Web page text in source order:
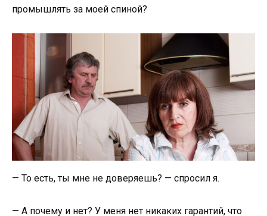
промышлять за моей спиной?
— То есть, ты мне не доверяешь? — спросил я.
— А почему и нет? У меня нет никаких гарантий, что